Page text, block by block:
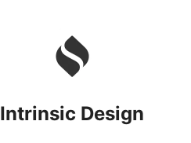
Intrinsic Design